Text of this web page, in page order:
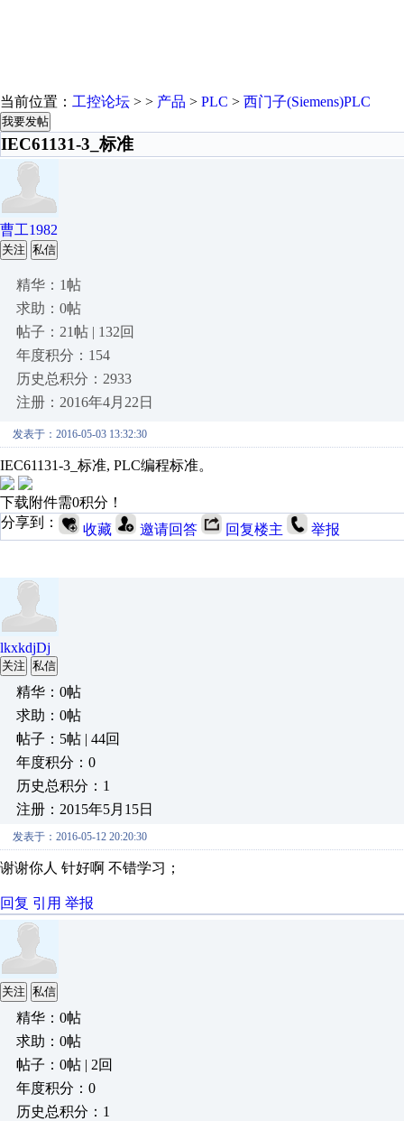
当前位置： 工控论坛 > > 产品 > PLC > 西门子(Siemens)PLC
我要发帖
IEC61131-3_标准
曹工1982
关注 私信
精华：1帖
求助：0帖
帖子：21帖 | 132回
年度积分：154
历史总积分：2933
注册：2016年4月22日
发表于：2016-05-03 13:32:30
IEC61131-3_标准, PLC编程标准。
下载附件需0积分！
分享到：
收藏 邀请回答 回复楼主 举报
lkxkdjDj
关注 私信
精华：0帖
求助：0帖
帖子：5帖 | 44回
年度积分：0
历史总积分：1
注册：2015年5月15日
发表于：2016-05-12 20:20:30
谢谢你人 针好啊 不错学习；
回复 引用 举报
关注 私信
精华：0帖
求助：0帖
帖子：0帖 | 2回
年度积分：0
历史总积分：1